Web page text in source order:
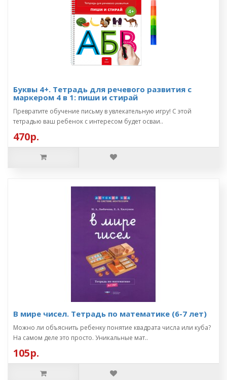
Буквы 4+. Тетрадь для речевого развития с
маркером 4 в 1: пиши и стирай
Превратите обучение письму в увлекательную игру! С этой
тетрадью ваш ребенок с интересом будет осваи..
470р.
В мире чисел. Тетрадь по математике (6-7 лет)
Можно ли объяснить ребенку понятие квадрата числа или куба?
На самом деле это просто. Уникальные мат..
105р.